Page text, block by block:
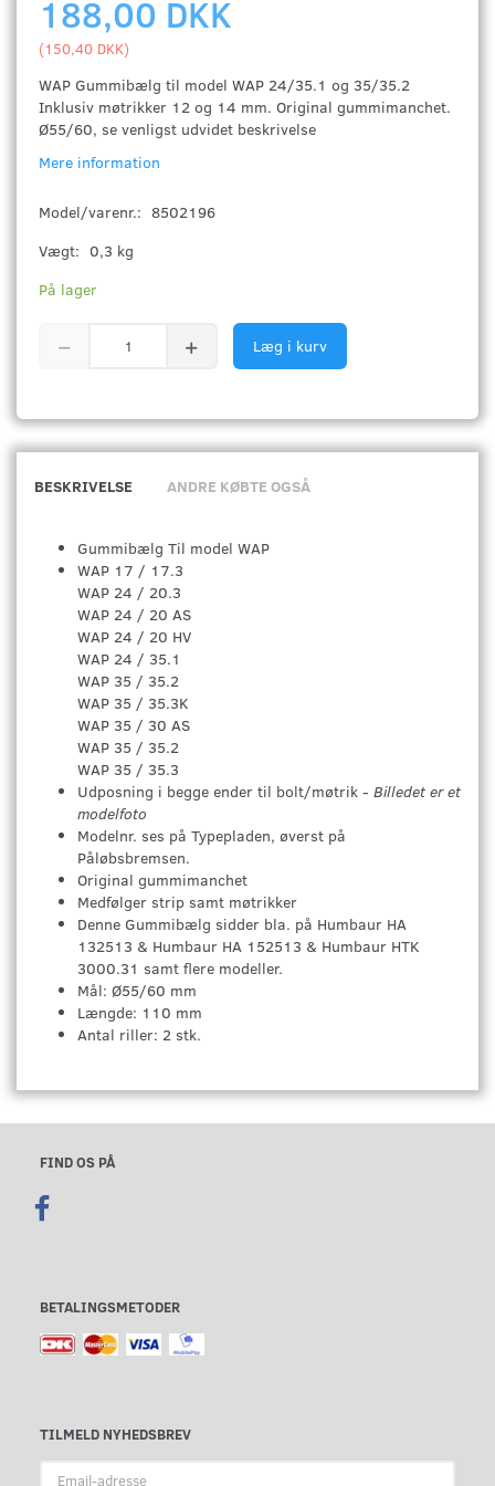
188,00 DKK
(150,40 DKK)
WAP Gummibælg til model WAP 24/35.1 og 35/35.2
Inklusiv møtrikker 12 og 14 mm. Original gummimanchet.
Ø55/60, se venligst udvidet beskrivelse
Mere information
Model/varenr.: 8502196
Vægt: 0,3 kg
På lager
Læg i kurv
BESKRIVELSE ANDRE KØBTE OGSÅ
Gummibælg Til model WAP
WAP 17 / 17.3
WAP 24 / 20.3
WAP 24 / 20 AS
WAP 24 / 20 HV
WAP 24 / 35.1
WAP 35 / 35.2
WAP 35 / 35.3K
WAP 35 / 30 AS
WAP 35 / 35.2
WAP 35 / 35.3
Udposning i begge ender til bolt/møtrik - Billedet er et
modelfoto
Modelnr. ses på Typepladen, øverst på
Påløbsbremsen.
Original gummimanchet
Medfølger strip samt møtrikker
Denne Gummibælg sidder bla. på Humbaur HA
132513 & Humbaur HA 152513 & Humbaur HTK
3000.31 samt flere modeller.
Mål: Ø55/60 mm
Længde: 110 mm
Antal riller: 2 stk.
FIND OS PÅ
BETALINGSMETODER
TILMELD NYHEDSBREV